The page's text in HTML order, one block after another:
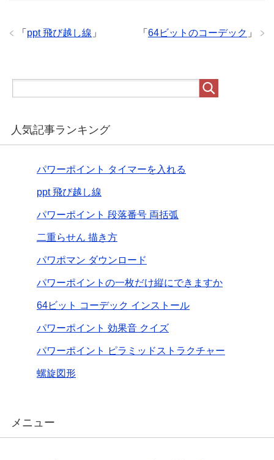
「 64ビットのコーデック 」
「 ppt 飛び越し線 」
人気記事ランキング
パワーポイント タイマーを入れる
ppt 飛び越し線
パワーポイント 段落番号 両括弧
二重らせん 描き方
パワポマン ダウンロード
パワーポイントの一枚だけ縦にできますか
64ビット コーデック インストール
パワーポイント 効果音 クイズ
パワーポイント ピラミッドストラクチャー
螺旋図形
メニュー